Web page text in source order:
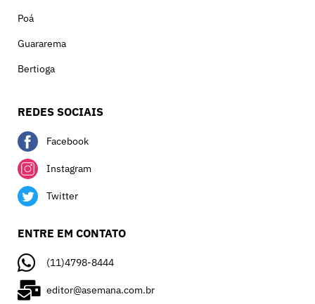
Poá
Guararema
Bertioga
REDES SOCIAIS
Facebook
Instagram
Twitter
ENTRE EM CONTATO
(11)4798-8444
editor@asemana.com.br